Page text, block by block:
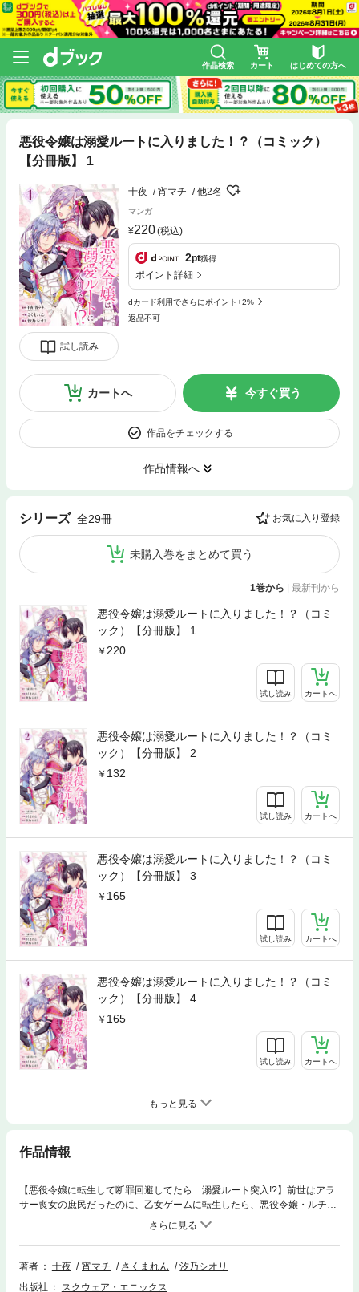
作品検索 カート はじめての方へ
悪役令嬢は溺愛ルートに入りました！？（コミック）
【分冊版】 1
試し読み
十夜 宵マチ 他2名
マンガ
220(税込)
2pt獲得
ポイント詳細
dカード利用でさらにポイント+2%
返品不可
カートへ 今すぐ買う
作品をチェックする
作品情報へ
シリーズ 全29冊 お気に入り登録
未購入巻をまとめて買う
1巻から | 最新刊から
悪役令嬢は溺愛ルートに入りました！？（コミ
ック）【分冊版】 1
220
試し読み カートへ
悪役令嬢は溺愛ルートに入りました！？（コミ
ック）【分冊版】 2
132
試し読み カートへ
悪役令嬢は溺愛ルートに入りました！？（コミ
ック）【分冊版】 3
165
試し読み カートへ
悪役令嬢は溺愛ルートに入りました！？（コミ
ック）【分冊版】 4
165
試し読み カートへ
もっと見る
作品情報
【悪役令嬢に転生して断罪回避してたら…溺愛ルート突入!?】前世はアラ
サー喪女の庶民だったのに、乙女ゲームに転生したら、悪役令嬢・ルチア
ーナになっていた。このままだと待っているのは、断罪イベントで追放さ
れる絶望的な未来…それはまずい！断罪イベントを避けるため、恋愛攻略
対象キャラを全員回避で、今世もおとなしく過ごします！なのに、どうし
てみんな寄ってくるの？控えめに過ごしたいのに、まわりがほっといてく
著者 十夜 宵マチ さくまれん
汐乃シオリ
出版社
スクウェア・エニックス